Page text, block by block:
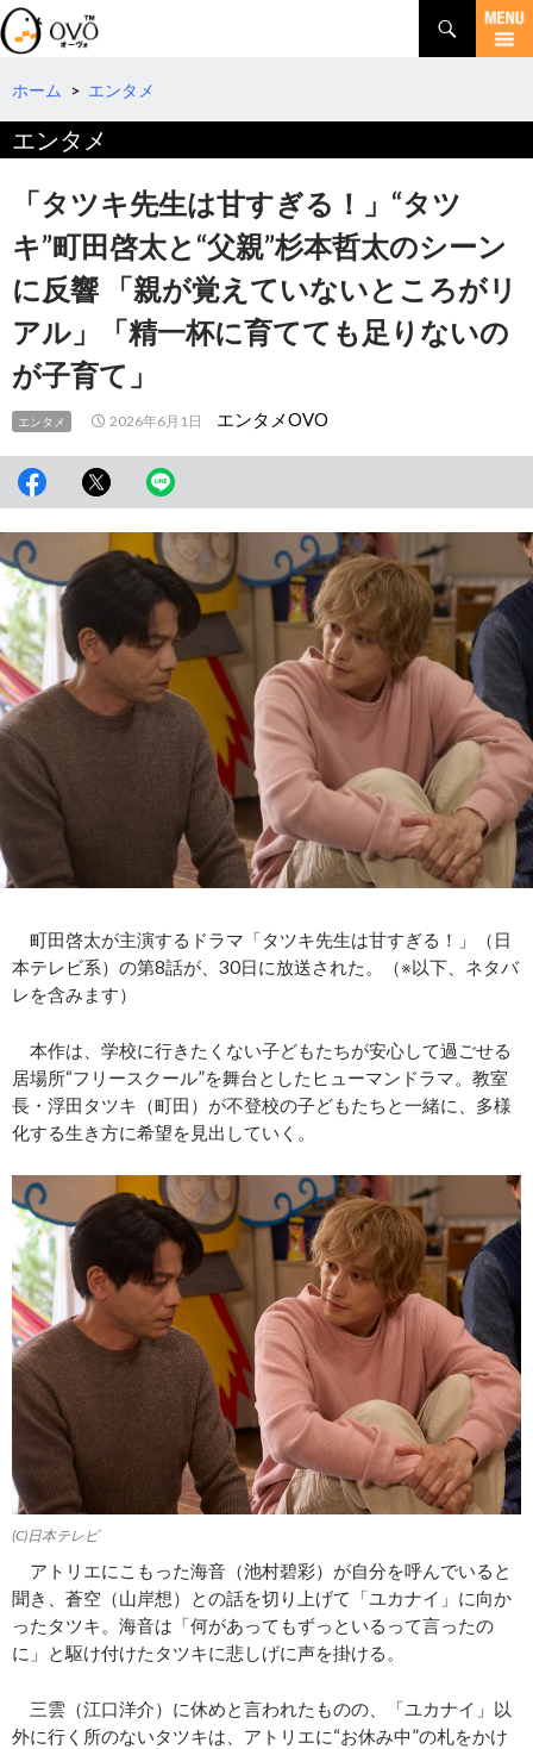
検
索
コ
テ
へ
ホーム > エンタメ
エンタメ
「タツキ先生は甘すぎる！」“タツ
キ”町田啓太と“父親”杉本哲太のシーン
に反響 「親が覚えていないところがリ
アル」「精一杯に育てても足りないの
が子育て」
エンタメ 2026年6月1日 エンタメOVO
町田啓太が主演するドラマ「タツキ先生は甘すぎる！」（日
本テレビ系）の第8話が、30日に放送された。（※以下、ネタバ
レを含みます）
本作は、学校に行きたくない子どもたちが安心して過ごせる
居場所“フリースクール”を舞台としたヒューマンドラマ。教室
長・浮田タツキ（町田）が不登校の子どもたちと一緒に、多様
化する生き方に希望を見出していく。
(C)日本テレビ
アトリエにこもった海音（池村碧彩）が自分を呼んでいると
聞き、蒼空（山岸想）との話を切り上げて「ユカナイ」に向か
ったタツキ。海音は「何があってもずっといるって言ったの
に」と駆け付けたタツキに悲しげに声を掛ける。
三雲（江口洋介）に休めと言われたものの、「ユカナイ」以
外に行く所のないタツキは、アトリエに“お休み中”の札をかけ